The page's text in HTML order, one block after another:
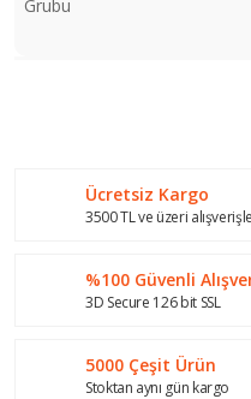
Grubu
Ürün resmi kalitesiz,
Ürün bilgilerinde hatalar
Bu ürüne benzer farklı
Ücretsiz Kargo
3500 TL ve üzeri
%100 Güvenli
3D Secure 126 bit SSL
5000 Çeşit Ürün
Stoktan aynı gün kargo